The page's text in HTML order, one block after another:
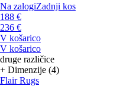
Na zalogiZadnji kos
188 €
236 €
V košarico
V košarico
druge različice
+ Dimenzije (4)
Flair Rugs